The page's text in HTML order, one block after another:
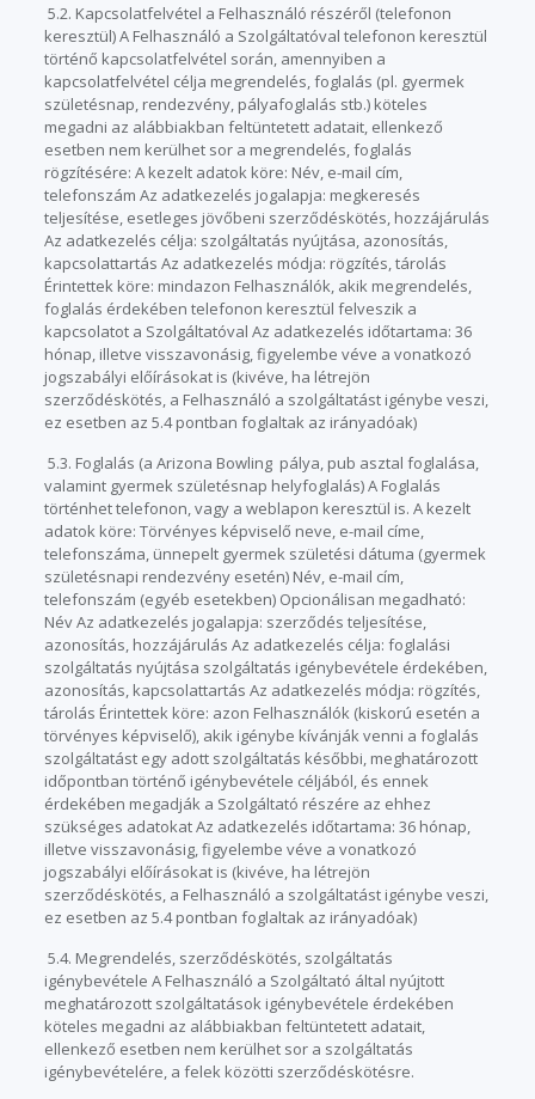
5.2. Kapcsolatfelvétel a Felhasználó részéről (telefonon
keresztül) A Felhasználó a Szolgáltatóval telefonon keresztül
történő kapcsolatfelvétel során, amennyiben a
kapcsolatfelvétel célja megrendelés, foglalás (pl. gyermek
születésnap, rendezvény, pályafoglalás stb.) köteles
megadni az alábbiakban feltüntetett adatait, ellenkező
esetben nem kerülhet sor a megrendelés, foglalás
rögzítésére: A kezelt adatok köre: Név, e-mail cím,
telefonszám Az adatkezelés jogalapja: megkeresés
teljesítése, esetleges jövőbeni szerződéskötés, hozzájárulás
Az adatkezelés célja: szolgáltatás nyújtása, azonosítás,
kapcsolattartás Az adatkezelés módja: rögzítés, tárolás
Érintettek köre: mindazon Felhasználók, akik megrendelés,
foglalás érdekében telefonon keresztül felveszik a
kapcsolatot a Szolgáltatóval Az adatkezelés időtartama: 36
hónap, illetve visszavonásig, figyelembe véve a vonatkozó
jogszabályi előírásokat is (kivéve, ha létrejön
szerződéskötés, a Felhasználó a szolgáltatást igénybe veszi,
ez esetben az 5.4 pontban foglaltak az irányadóak)
5.3. Foglalás (a Arizona Bowling pálya, pub asztal foglalása,
valamint gyermek születésnap helyfoglalás) A Foglalás
történhet telefonon, vagy a weblapon keresztül is. A kezelt
adatok köre: Törvényes képviselő neve, e-mail címe,
telefonszáma, ünnepelt gyermek születési dátuma (gyermek
születésnapi rendezvény esetén) Név, e-mail cím,
telefonszám (egyéb esetekben) Opcionálisan megadható:
Név Az adatkezelés jogalapja: szerződés teljesítése,
azonosítás, hozzájárulás Az adatkezelés célja: foglalási
szolgáltatás nyújtása szolgáltatás igénybevétele érdekében,
azonosítás, kapcsolattartás Az adatkezelés módja: rögzítés,
tárolás Érintettek köre: azon Felhasználók (kiskorú esetén a
törvényes képviselő), akik igénybe kívánják venni a foglalás
szolgáltatást egy adott szolgáltatás későbbi, meghatározott
időpontban történő igénybevétele céljából, és ennek
érdekében megadják a Szolgáltató részére az ehhez
szükséges adatokat Az adatkezelés időtartama: 36 hónap,
illetve visszavonásig, figyelembe véve a vonatkozó
jogszabályi előírásokat is (kivéve, ha létrejön
szerződéskötés, a Felhasználó a szolgáltatást igénybe veszi,
ez esetben az 5.4 pontban foglaltak az irányadóak)
5.4. Megrendelés, szerződéskötés, szolgáltatás
igénybevétele A Felhasználó a Szolgáltató által nyújtott
meghatározott szolgáltatások igénybevétele érdekében
köteles megadni az alábbiakban feltüntetett adatait,
ellenkező esetben nem kerülhet sor a szolgáltatás
igénybevételére, a felek közötti szerződéskötésre.